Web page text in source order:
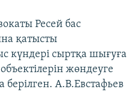
Ресей бас
қатысты
күндері сыртқа шығуға
жөндеуге
А.В.Евстафьев